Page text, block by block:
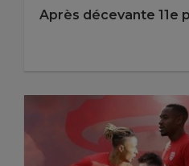
Après décevante 11e